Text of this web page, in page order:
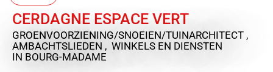
CERDAGNE ESPACE VERT
GROENVOORZIENING/SNOEIEN/TUINARCHITECT ,
AMBACHTSLIEDEN , WINKELS EN DIENSTEN
IN BOURG-MADAME